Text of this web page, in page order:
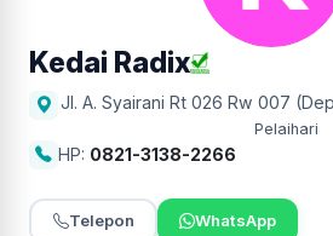
Kedai Radix
Jl. A. Syairani Rt 026 Rw 007
Pelaihari
HP: 0821-3138-2266
Telepon WhatsApp